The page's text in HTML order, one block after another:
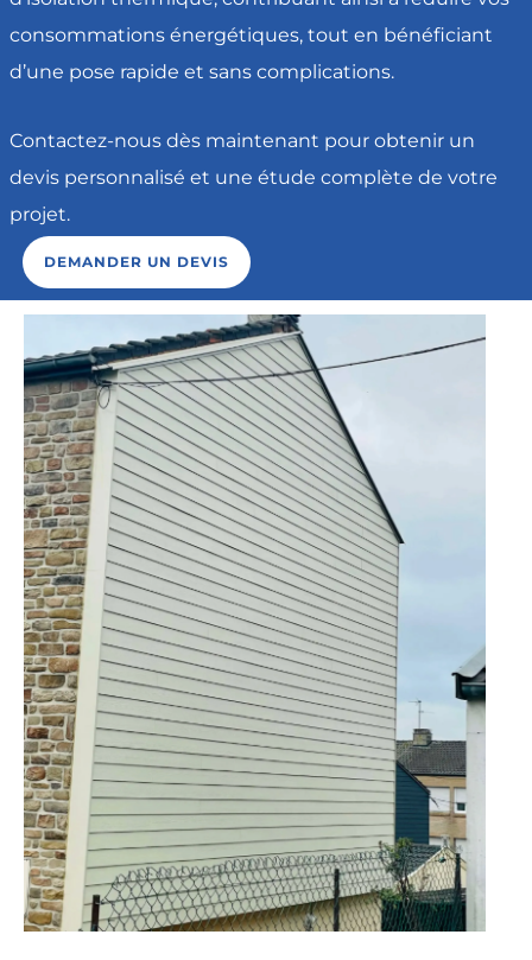
consommations énergétiques, tout en bénéficiant
d’une pose rapide et sans complications.
Contactez-nous dès maintenant pour obtenir un
devis personnalisé et une étude complète de votre
projet.
DEMANDER UN DEVIS